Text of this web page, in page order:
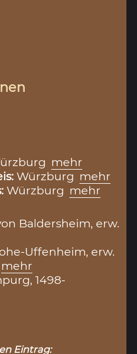
mehr
Würzburg mehr
Würzburg mehr
Baldersheim, erw.
Uffenheim, erw.
mehr
1498-
Eintrag: